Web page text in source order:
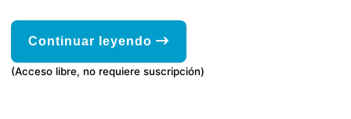
Continuar leyendo
(Acceso libre, no requiere suscripción)